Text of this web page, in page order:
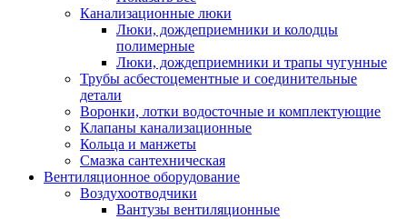
Канализационные люки
Люки, дождеприемники и колодцы
полимерные
Люки, дождеприемники и трапы чугунные
Трубы асбестоцементные и соединительные
детали
Воронки, лотки водосточные и комплектующие
Клапаны канализационные
Кольца и манжеты
Смазка сантехническая
Вентиляционное оборудование
Воздухоотводчики
Вантузы вентиляционные